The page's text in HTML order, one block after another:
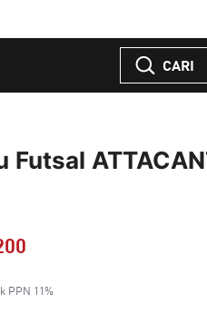
CARI
Futsal
Harga dikurang dari
PPN 11%